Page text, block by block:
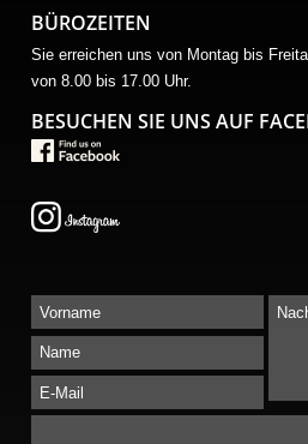
BÜROZEITEN
Sie erreichen uns von Montag bis
von 8.00 bis 17.00 Uhr.
BESUCHEN SIE UNS AUF